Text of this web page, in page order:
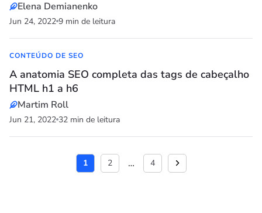
Elena Demianenko
Jun 24, 2022 9 min de leitura
CONTEÚDO DE SEO
A anatomia SEO completa das tags de cabeçalho
HTML h1 a h6
Martim Roll
Jun 21, 2022 32 min de leitura
1 2 … 4